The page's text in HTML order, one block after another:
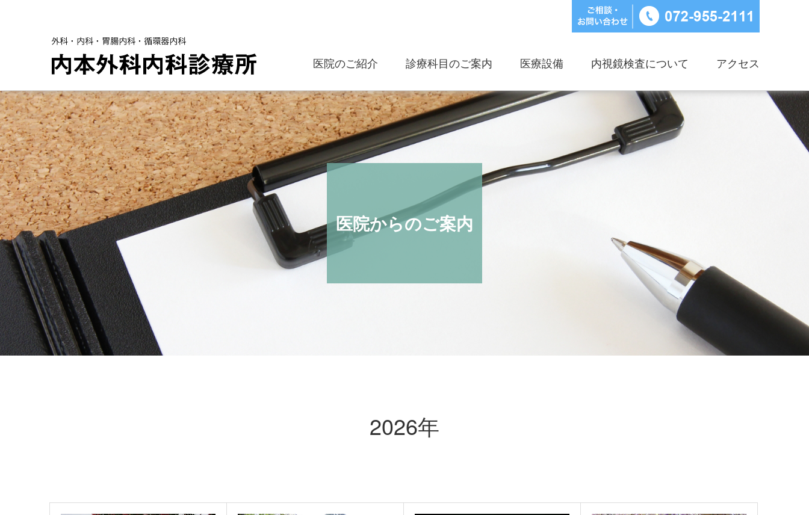
医院のご紹介 診療科目のご案内 医療設備 内視鏡検査について アクセス
医院からのご案内
2026年